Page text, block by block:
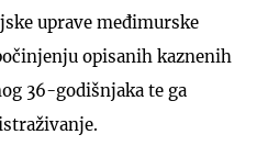
uprave međimurske
opisanih kaznenih
36-godišnjaka te ga